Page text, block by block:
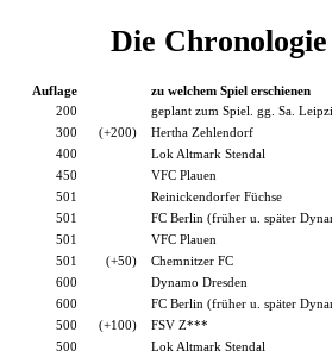
Die
Auflage zu welchem Spiel erschienen
200 geplant zum Spiel. gg. Sa.
300 (+200) Hertha Zehlendorf
400 Lok Altmark Stendal
450 VFC Plauen
501 Reinickendorfer Füchse
501 FC Berlin (früher u. später
501 VFC Plauen
501 (+50) Chemnitzer FC
600 Dynamo Dresden
600 FC Berlin (früher u. später
500 (+100) FSV Z***
500 Lok Altmark Stendal